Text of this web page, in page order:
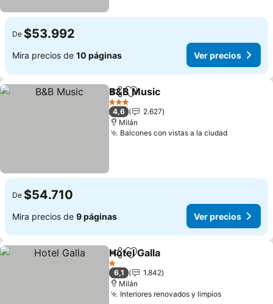
De $53.992
Mira precios de 10 páginas Ver precios
CompartirAgregar a favoritos
B&B Music
3 Estrellas
4,6
2.627
Milán
Balcones con vistas a la ciudadVer
De $54.710
Mira precios de 9 páginas Ver precios
CompartirAgregar a favoritos
Hotel Galla
1 Estrellas
6,1
1.842
Milán
Interiores renovados y limpiosVer precios